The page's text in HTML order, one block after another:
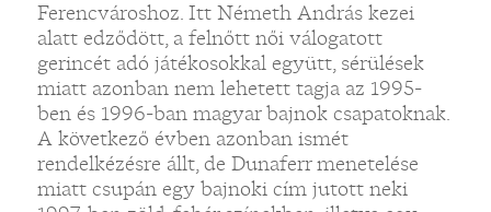
Ferencvároshoz. Itt Németh András kezei
alatt edződött, a felnőtt női válogatott
gerincét adó játékosokkal együtt, sérülések
miatt azonban nem lehetett tagja az 1995-
ben és 1996-ban magyar bajnok csapatoknak.
A következő évben azonban ismét
rendelkézésre állt, de Dunaferr menetelése
miatt csupán egy bajnoki cím jutott neki